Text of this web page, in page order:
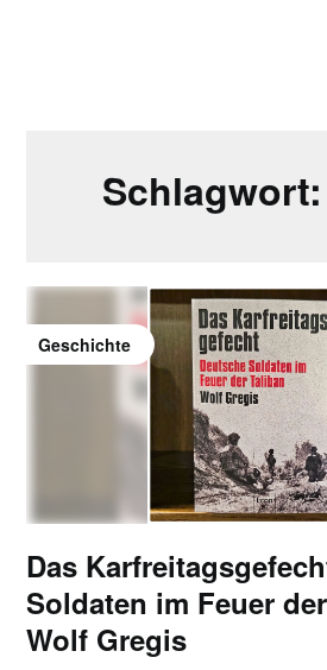
Schlagwort:
Geschichte
Das
Soldaten im Feuer
Wolf Gregis